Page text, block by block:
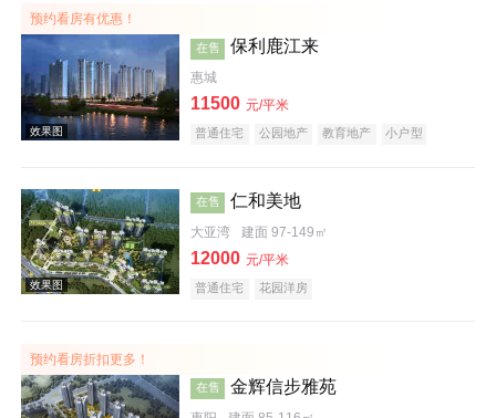
效果图
效果图
预约看房有优惠！
在售 保利鹿江来
惠城
11500 元/平米
普通住宅 公园地产 教育地产 小户型
在售 仁和美地
大亚湾 建面 97-149㎡
12000 元/平米
普通住宅 花园洋房
预约看房折扣更多！
在售 金辉信步雅苑